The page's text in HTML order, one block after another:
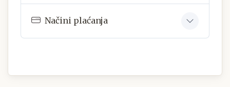
Načini plaćanja